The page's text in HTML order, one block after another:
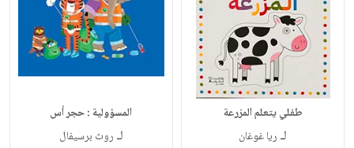
طفلي يتعلم المزرعة
لـ ريا غوغان
المسؤولية : حجر أس
لـ روث برسيفال